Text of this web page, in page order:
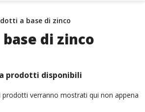
a base di zinco
di zinco
prodotti disponibili
prodotti verranno mostrati qui non appena